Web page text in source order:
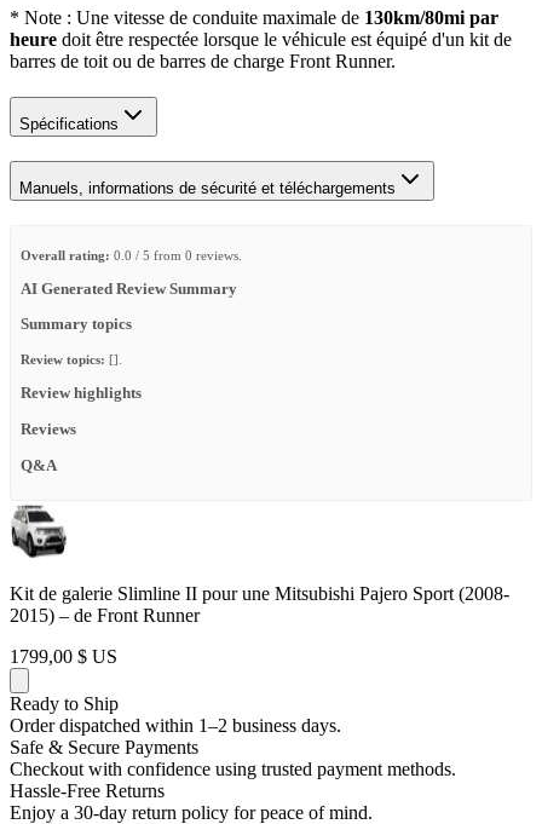
* Note : Une vitesse de conduite maximale de 130km/80mi par
heure doit être respectée lorsque le véhicule est équipé d'un kit de
barres de toit ou de barres de charge Front Runner.
Spécifications
Manuels, informations de sécurité et téléchargements
Overall rating: 0.0 / 5 from 0 reviews.
AI Generated Review Summary
Summary topics
Review topics: [].
Review highlights
Reviews
Q&A
Kit de galerie Slimline II pour une Mitsubishi Pajero Sport (2008-
2015) – de Front Runner
1799,00 $ US
Ready to Ship
Order dispatched within 1–2 business days.
Safe & Secure Payments
Checkout with confidence using trusted payment methods.
Hassle-Free Returns
Enjoy a 30-day return policy for peace of mind.